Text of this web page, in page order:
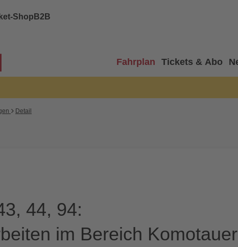
Shop B2B
Fahrplan Tickets & Abo
Detail
44, 94:
im Bereich